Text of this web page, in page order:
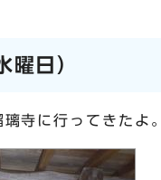
曜日）
寺に行ってきたよ。